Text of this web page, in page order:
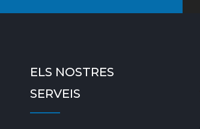
ELS NOSTRES
SERVEIS